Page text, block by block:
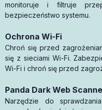
monitoruje i filtruje
bezpieczeństwo systemu.
Ochrona Wi-Fi
Chroń się przed
się z sieciami Wi-Fi.
Wi-Fi i chroń się przed
Panda Dark Web
Narzędzie do